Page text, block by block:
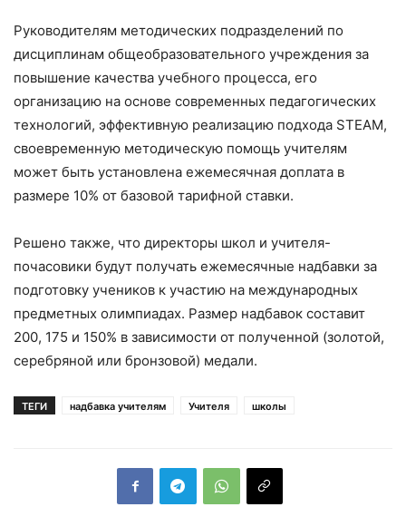
Руководителям методических подразделений по
дисциплинам общеобразовательного учреждения за
повышение качества учебного процесса, его
организацию на основе современных педагогических
технологий, эффективную реализацию подхода STEAM,
своевременную методическую помощь учителям
может быть установлена ​​ежемесячная доплата в
размере 10% от базовой тарифной ставки.
Решено также, что директоры школ и учителя-
почасовики будут получать ежемесячные надбавки за
подготовку учеников к участию на международных
предметных олимпиадах. Размер надбавок составит
200, 175 и 150% в зависимости от полученной (золотой,
серебряной или бронзовой) медали.
ТЕГИ надбавка учителям Учителя школы